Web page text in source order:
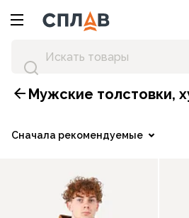
Мужские толстовки,
Сначала рекомендуемые